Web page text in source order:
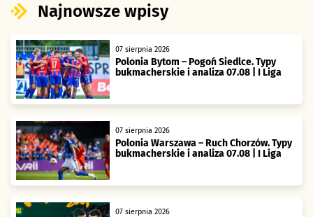
Najnowsze wpisy
07 sierpnia 2026
Polonia Bytom – Pogoń Siedlce. Typy
bukmacherskie i analiza 07.08 | I Liga
07 sierpnia 2026
Polonia Warszawa – Ruch Chorzów. Typy
bukmacherskie i analiza 07.08 | I Liga
07 sierpnia 2026